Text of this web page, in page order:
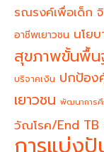
รณรงค์เพื่อเด็ก
อาชีพเยาวชน นโย
สุขภาพขั้นพื้น
บริจาคเงิน ปกป้อง
เยาวชน พัฒนาการศึ
วัณโรค/End TB
การแบ่งปั